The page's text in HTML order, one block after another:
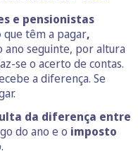
e pensionistas
que têm a pagar,
ano seguinte, por altura
se o acerto de contas.
a diferença. Se
da diferença entre
do ano e o imposto